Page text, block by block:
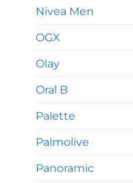
Nivea Men
OGX
Olay
Oral B
Palette
Palmolive
Panoramic